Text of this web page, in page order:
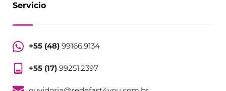
Servicio
+55 (48) 99166.9134
+55 (17) 99251.2397